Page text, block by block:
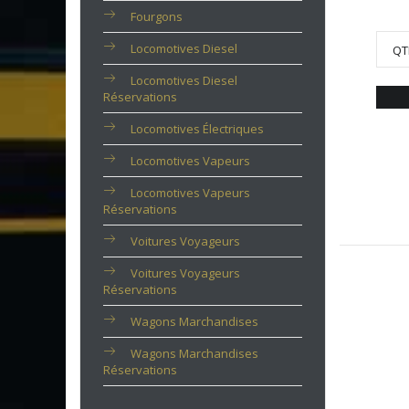
Fourgons
Locomotives Diesel
Locomotives Diesel
Réservations
Locomotives Électriques
Locomotives Vapeurs
Locomotives Vapeurs
Réservations
Voitures Voyageurs
Voitures Voyageurs
Réservations
Wagons Marchandises
Wagons Marchandises
Réservations